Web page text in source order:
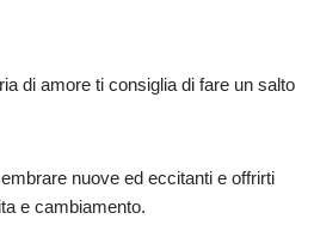
di amore ti consiglia di fare un salto
nuove ed eccitanti e offrirti
e cambiamento.